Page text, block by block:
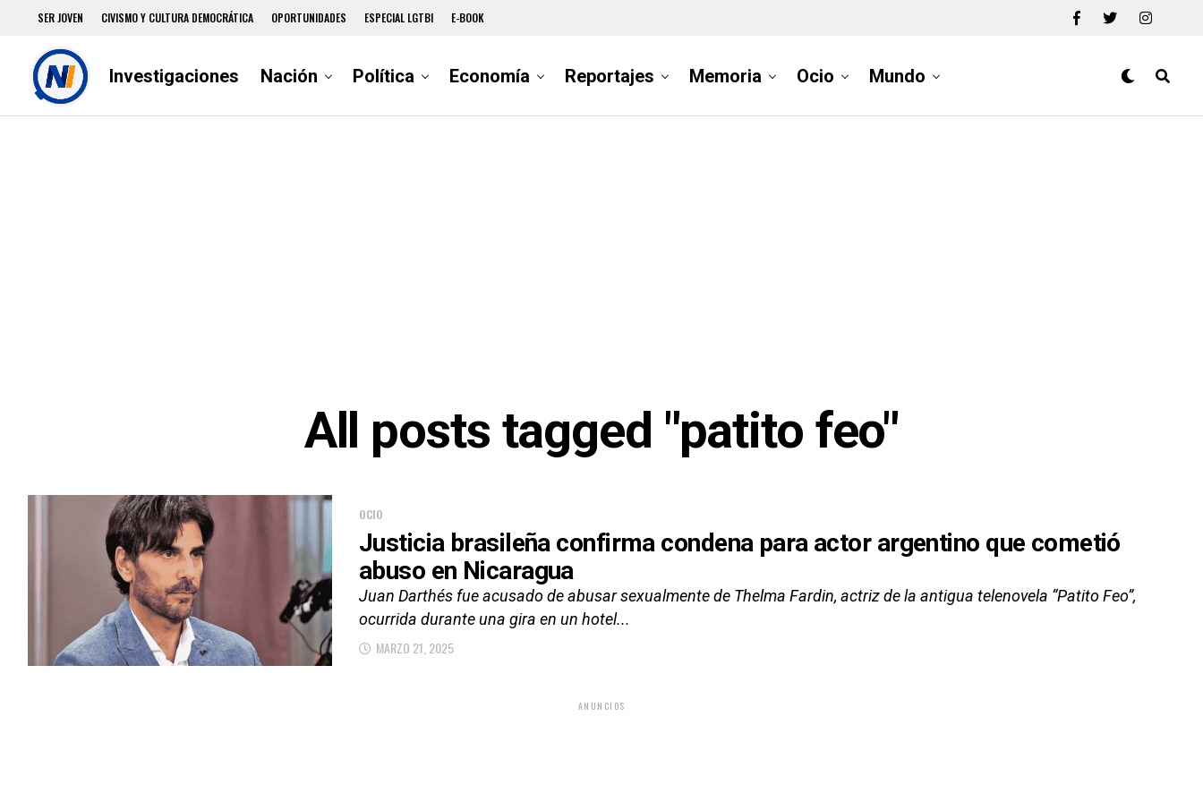
SER JOVEN CIVISMO Y CULTURA DEMOCRÁTICA OPORTUNIDADES ESPECIAL LGTBI E-BOOK
Investigaciones Nación Política Economía Reportajes Memoria Ocio Mundo
All posts tagged "patito feo"
OCIO
Justicia brasileña confirma condena para actor argentino que cometió
abuso en Nicaragua
Juan Darthés fue acusado de abusar sexualmente de Thelma Fardin, actriz de la antigua telenovela “Patito Feo”,
ocurrida durante una gira en un hotel...
MARZO 21, 2025
ANUNCIOS